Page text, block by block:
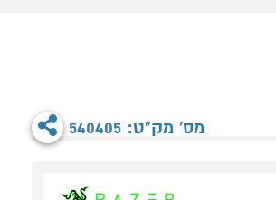
מס' מק"ט: 540405